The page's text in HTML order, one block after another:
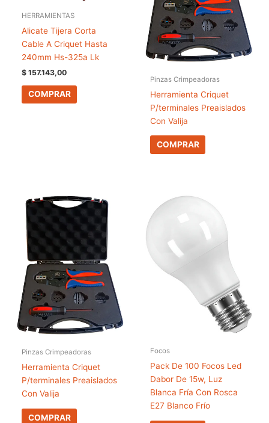
HERRAMIENTAS
Alicate Tijera Corta
Cable A Criquet Hasta
240mm Hs-325a Lk
$ 157.143,00
COMPRAR
Pinzas Crimpeadoras
Herramienta Criquet
P/terminales Preaislados
Con Valija
COMPRAR
Pinzas Crimpeadoras
Herramienta Criquet
P/terminales Preaislados
Con Valija
COMPRAR
Focos
Pack De 100 Focos Led
Dabor De 15w, Luz
Blanca Fría Con Rosca
E27 Blanco Frío